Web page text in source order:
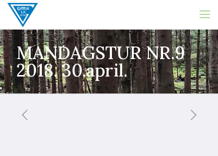
MANDAGSTUR NR.9
2018. 30.april.